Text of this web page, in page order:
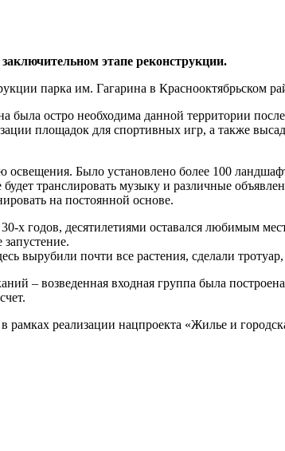
этапе реконструкции.
парка им. Гагарина в Краснооктябрьском
была остро необходима данной территории
площадок для спортивных игр, а также
Было установлено более 100
транслировать музыку и различные
на постоянной основе.
х годов, десятилетиями оставался любимым
вырубили почти все растения, сделали
– возведенная входная группа была
рамках реализации нацпроекта «Жилье и